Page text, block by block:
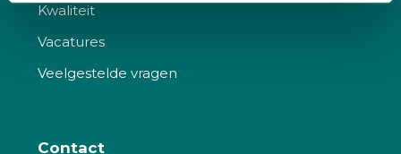
Kwaliteit
Vacatures
Veelgestelde vragen
Contact